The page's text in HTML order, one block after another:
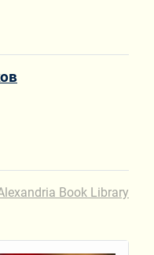
Book Library